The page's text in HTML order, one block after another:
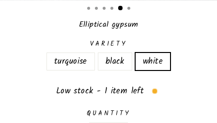
Elliptical gypsum
VARIETY
white
black
turquoise
Low stock - 1 item left
QUANTITY